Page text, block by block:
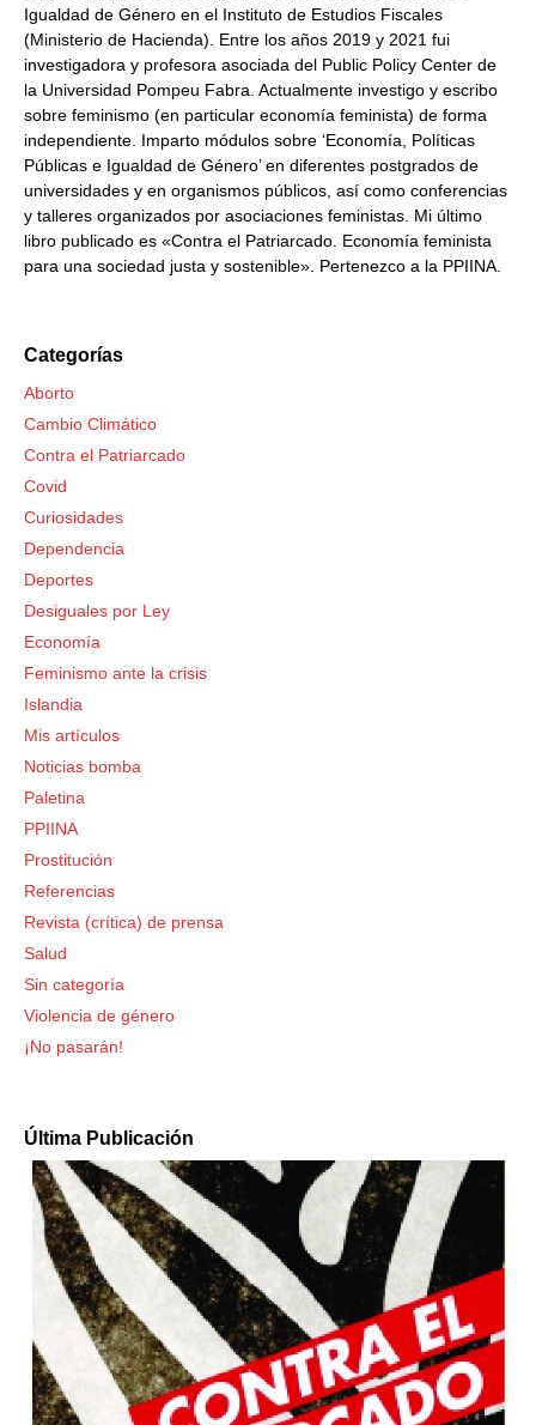
Igualdad de Género en el Instituto de Estudios Fiscales
(Ministerio de Hacienda). Entre los años 2019 y 2021 fui
investigadora y profesora asociada del Public Policy Center de
la Universidad Pompeu Fabra. Actualmente investigo y escribo
sobre feminismo (en particular economía feminista) de forma
independiente. Imparto módulos sobre ‘Economía, Políticas
Públicas e Igualdad de Género’ en diferentes postgrados de
universidades y en organismos públicos, así como conferencias
y talleres organizados por asociaciones feministas. Mi último
libro publicado es «Contra el Patriarcado. Economía feminista
para una sociedad justa y sostenible». Pertenezco a la PPIINA.
Categorías
Aborto
Cambio Climático
Contra el Patriarcado
Covid
Curiosidades
Dependencia
Deportes
Desiguales por Ley
Economía
Feminismo ante la crisis
Islandia
Mis artículos
Noticias bomba
Paletina
PPIINA
Prostitución
Referencias
Revista (crítica) de prensa
Salud
Sin categoría
Violencia de género
¡No pasarán!
Última Publicación